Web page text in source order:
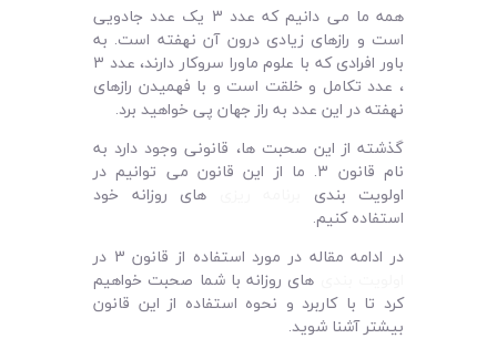
همه ما می دانیم که عدد 3 یک عدد جادویی
است و رازهای زیادی درون آن نهفته است. به
باور افرادی که با علوم ماورا سروکار دارند، عدد 3
، عدد تکامل و خلقت است و با فهمیدن رازهای
نهفته در این عدد به راز جهان پی خواهید برد.
گذشته از این صحبت ها، قانونی وجود دارد به
نام قانون 3. ما از این قانون می توانیم در
اولویت بندی
های روزانه خود
استفاده کنیم.
در ادامه مقاله در مورد استفاده از قانون 3 در
های روزانه با شما صحبت خواهیم
کرد تا با کاربرد و نحوه استفاده از این قانون
بیشتر آشنا شوید.